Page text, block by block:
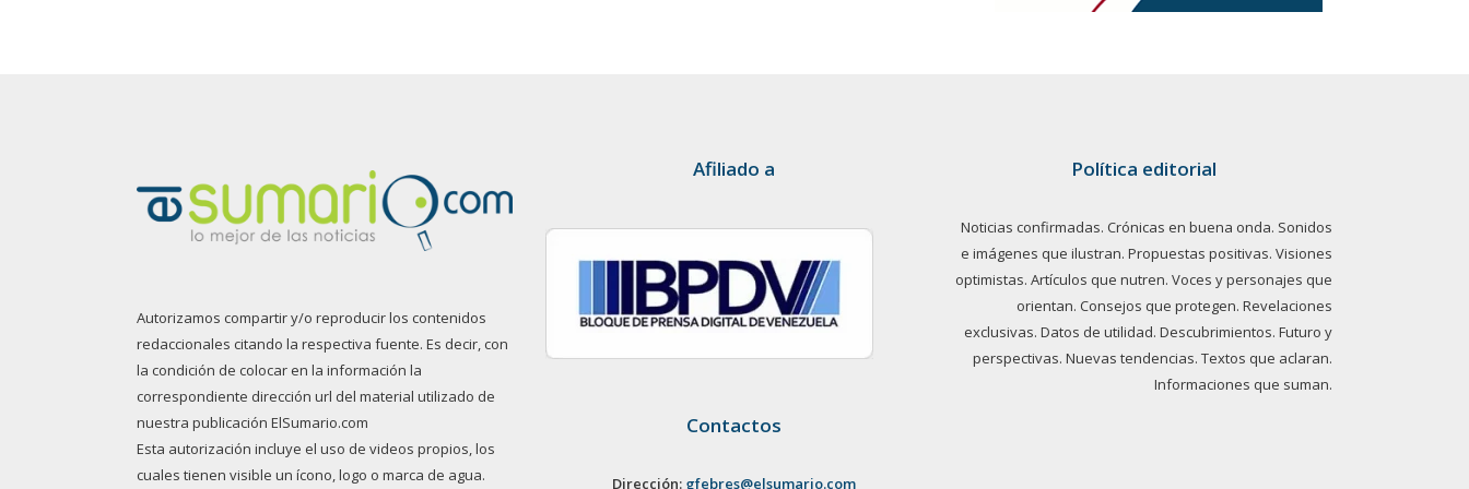
Autorizamos compartir y/o reproducir los contenidos
redaccionales citando la respectiva fuente. Es decir, con
la condición de colocar en la información la
correspondiente dirección url del material utilizado de
nuestra publicación ElSumario.com
Esta autorización incluye el uso de videos propios, los
cuales tienen visible un ícono, logo o marca de agua.
Afiliado a
Contactos
Dirección: gfebres@elsumario.com
Política editorial
Noticias confirmadas. Crónicas en buena onda. Sonidos
e imágenes que ilustran. Propuestas positivas. Visiones
optimistas. Artículos que nutren. Voces y personajes que
orientan. Consejos que protegen. Revelaciones
exclusivas. Datos de utilidad. Descubrimientos. Futuro y
perspectivas. Nuevas tendencias. Textos que aclaran.
Informaciones que suman.